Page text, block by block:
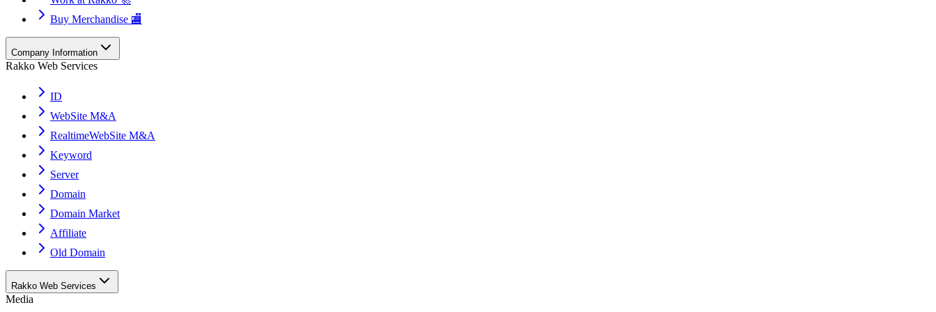
Buy Merchandise 🏬
Company Information
Rakko Web Services
ID
WebSite M&A
RealtimeWebSite M&A
Keyword
Server
Domain
Domain Market
Affiliate
Old Domain
Rakko Web Services
Media